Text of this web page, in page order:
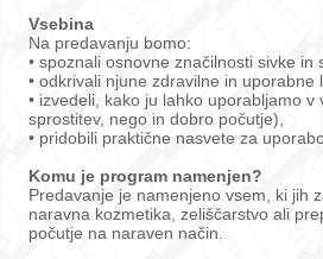
Vsebina
Na predavanju bomo:
• spoznali osnovne značilnosti sivke in
• odkrivali njune zdravilne in uporabne
• izvedeli, kako ju lahko uporabljamo
sprostitev, nego in dobro počutje),
• pridobili praktične nasvete za
Komu je program namenjen?
Predavanje je namenjeno vsem, ki jih
naravna kozmetika, zeliščarstvo ali
počutje na naraven način.